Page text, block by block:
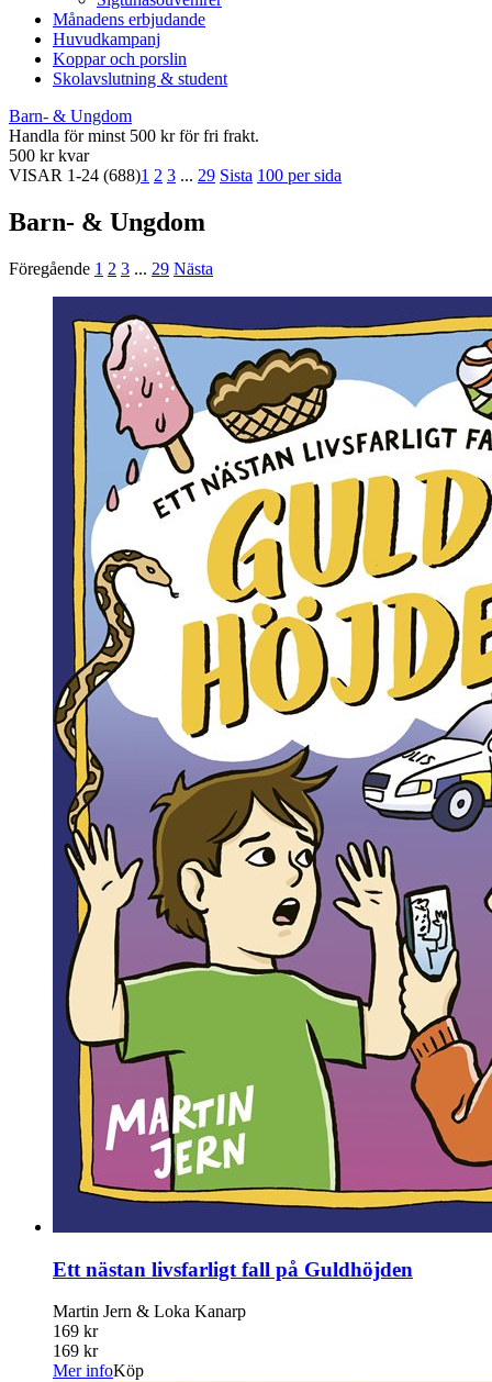
Månadens erbjudande
Huvudkampanj
Koppar och porslin
Skolavslutning & student
Barn- & Ungdom
Handla för minst 500 kr för fri frakt.
500 kr kvar
VISAR 1-24 (688)1 2 3 ... 29 Sista 100 per sida
Barn- & Ungdom
Föregående 1 2 3 ... 29 Nästa
Ett nästan livsfarligt fall på Guldhöjden
Martin Jern & Loka Kanarp
169 kr
169 kr
Mer infoKöp